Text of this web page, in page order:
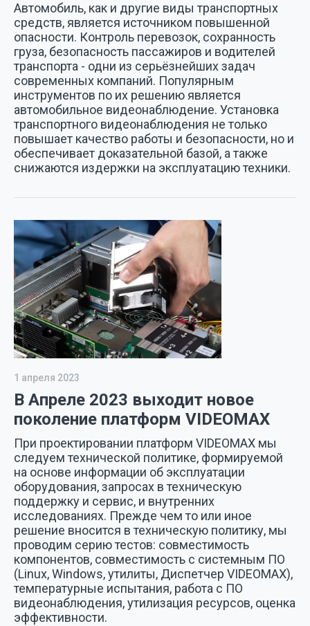
Автомобиль, как и другие виды транспортных
средств, является источником повышенной
опасности. Контроль перевозок, сохранность
груза, безопасность пассажиров и водителей
транспорта - одни из серьёзнейших задач
современных компаний. Популярным
инструментов по их решению является
автомобильное видеонаблюдение. Установка
транспортного видеонаблюдения не только
повышает качество работы и безопасности, но и
обеспечивает доказательной базой, а также
снижаются издержки на эксплуатацию техники.
1 апреля 2023
В Апреле 2023 выходит новое
поколение платформ VIDEOMAX
При проектировании платформ VIDEOMAX мы
следуем технической политике, формируемой
на основе информации об эксплуатации
оборудования, запросах в техническую
поддержку и сервис, и внутренних
исследованиях. Прежде чем то или иное
решение вносится в техническую политику, мы
проводим серию тестов: совместимость
компонентов, совместимость с системным ПО
(Linux, Windows, утилиты, Диспетчер VIDEOMAX),
температурные испытания, работа с ПО
видеонаблюдения, утилизация ресурсов, оценка
эффективности.